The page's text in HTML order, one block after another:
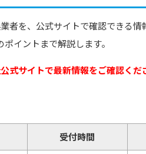
者を、公式サイトで確認できる情
イントまで解説します。
式サイトで最新情報をご確認くだ
受付時間